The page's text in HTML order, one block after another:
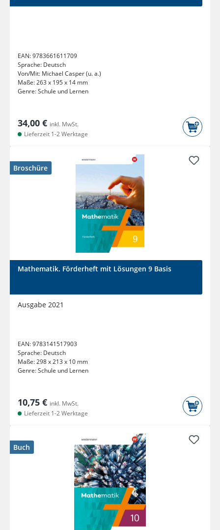
EAN:9783661611709
Sprache: Deutsch
Von/Mit: Michael Casper (u. a.)
Maße:263 x 195 x 14 mm
Genre:Schule und Lernen
34,00 € inkl. MwSt.
Lieferzeit 1-2 Werktage
Broschüre
Mathematik. Förderheft mit Lösungen 9 Basis
Ausgabe 2021
EAN:9783141517903
Sprache: Deutsch
Maße:298 x 213 x 10 mm
Genre:Schule und Lernen
10,75 € inkl. MwSt.
Lieferzeit 1-2 Werktage
Buch